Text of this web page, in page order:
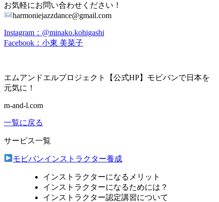
お気軽にお問い合わせください！
harmoniejazzdance@gmail.com
Instagram：@minako.kohigashi
Facebook：小東 美菜子
エムアンドエルプロジェクト【公式HP】モビバンで日本を
元気に！
m-and-l.com
一覧に戻る
サービス一覧
モビバンインストラクター養成
インストラクターになるメリット
インストラクターになるためには？
インストラクター認定講習について